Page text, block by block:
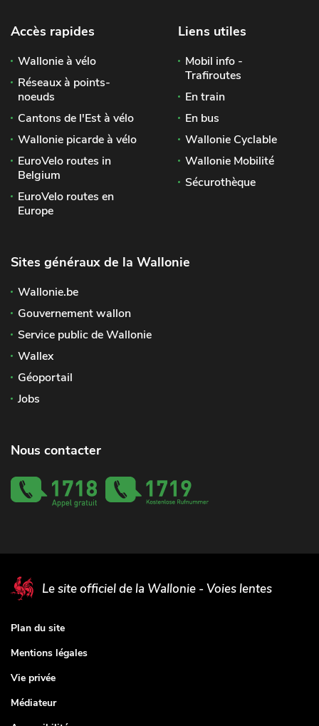
Accès rapides
Wallonie à vélo
Réseaux à points-
noeuds
Cantons de l'Est à vélo
Wallonie picarde à vélo
EuroVelo routes in
Belgium
EuroVelo routes en
Europe
Liens utiles
Mobil info -
Trafiroutes
En train
En bus
Wallonie Cyclable
Wallonie Mobilité
Sécurothèque
Sites généraux de la Wallonie
Wallonie.be
Gouvernement wallon
Service public de Wallonie
Wallex
Géoportail
Jobs
Nous contacter
Le site officiel de la Wallonie - Voies lentes
Plan du site
Mentions légales
Vie privée
Médiateur